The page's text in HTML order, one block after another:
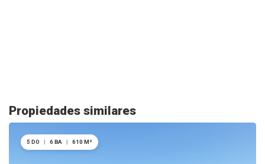
Propiedades similares
5 DO | 6 BA | 610 M²